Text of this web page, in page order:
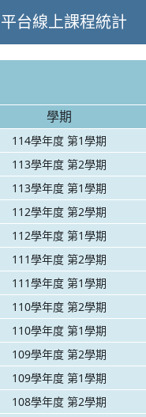
台線上課程統計
學期
114學年度 第1學期
113學年度 第2學期
113學年度 第1學期
112學年度 第2學期
112學年度 第1學期
111學年度 第2學期
111學年度 第1學期
110學年度 第2學期
110學年度 第1學期
109學年度 第2學期
109學年度 第1學期
108學年度 第2學期